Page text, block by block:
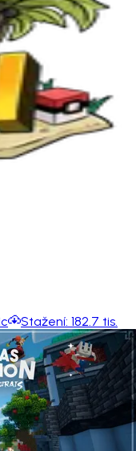
Stažení: 182.7 tis.